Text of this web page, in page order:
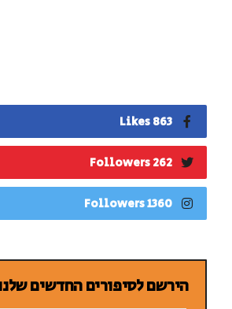
863 Likes
262 Followers
1360 Followers